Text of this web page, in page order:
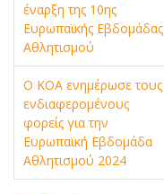
έναρξη της 10ης
Ευρωπαϊκής Εβδομάδας
Αθλητισμού
Ο ΚΟΑ ενημέρωσε τους
ενδιαφερομένους
φορείς για την
Ευρωπαϊκή Εβδομάδα
Αθλητισμού 2024